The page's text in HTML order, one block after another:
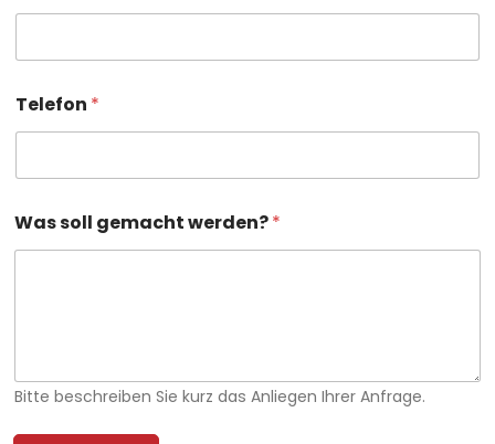
Telefon *
Was soll gemacht werden?*
Bitte beschreiben Sie kurz das Anliegen Ihrer Anfrage.